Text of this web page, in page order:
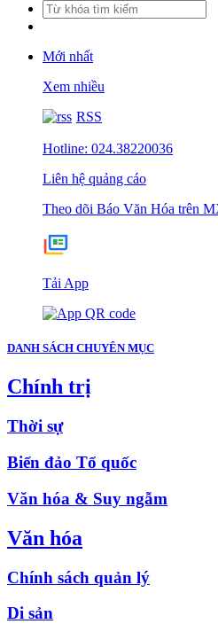
Mới nhất
Xem nhiều
RSS
Hotline: 024.38220036
Liên hệ quảng cáo
Theo dõi Báo Văn Hóa trên
Tải App
DANH SÁCH CHUYÊN MỤC
Chính trị
Thời sự
Biển đảo Tổ quốc
Văn hóa & Suy ngẫm
Văn hóa
Chính sách quản lý
Di sản